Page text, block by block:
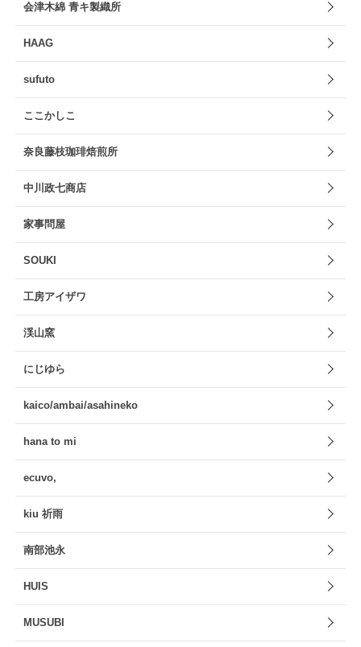
会津木綿 青キ製織所
HAAG
sufuto
ここかしこ
奈良藤枝珈琲焙煎所
中川政七商店
家事問屋
SOUKI
工房アイザワ
渓山窯
にじゆら
kaico/ambai/asahineko
hana to mi
ecuvo,
kiu 祈雨
南部池永
HUIS
MUSUBI